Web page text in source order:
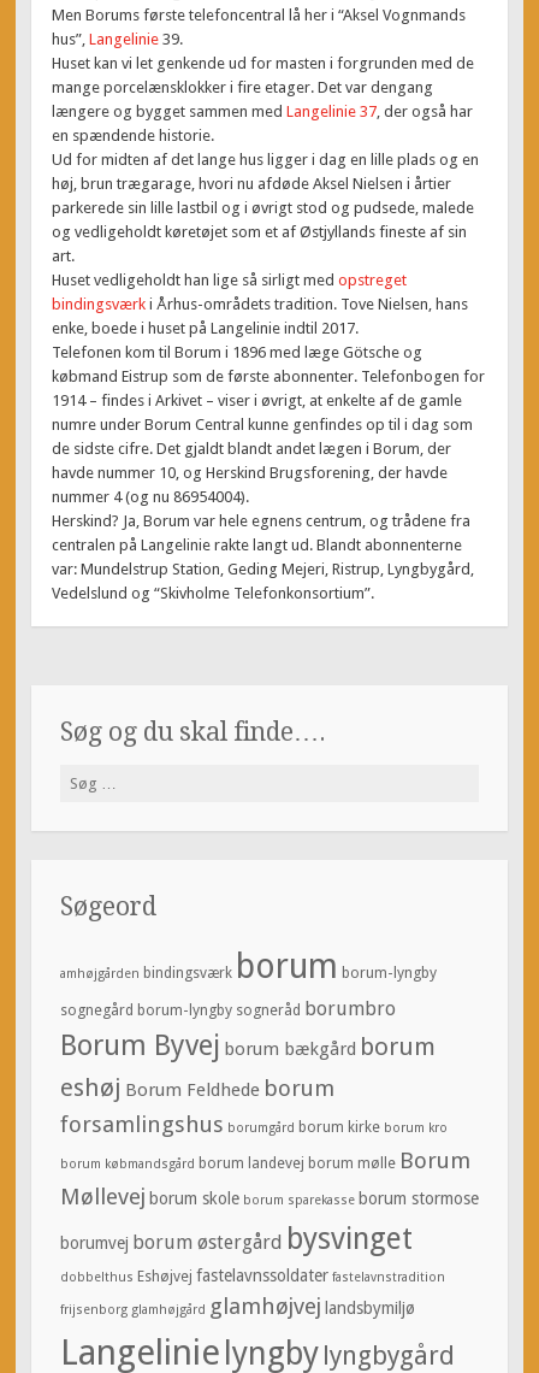
Men Borums første telefoncentral lå her i “Aksel Vognmands
hus”,Langelinie39.
Huset kan vi let genkende ud for masten i forgrunden med de
mange porcelænsklokker i fire etager. Det var dengang
længere og bygget sammen medLangelinie 37 , der også har
en spændende historie.
Ud for midten af det lange hus ligger i dag en lille plads og en
høj, brun trægarage, hvori nu afdøde Aksel Nielsen i årtier
parkerede sin lille lastbil og i øvrigt stod og pudsede, malede
og vedligeholdt køretøjet som et af Østjyllands fineste af sin
art.
Huset vedligeholdt han lige så sirligt medopstreget
bindingsværk i Århus-områdets tradition. Tove Nielsen, hans
enke, boede i huset på Langelinie indtil 2017.
Telefonen kom til Borum i 1896 med læge Götsche og
købmand Eistrup som de første abonnenter. Telefonbogen for
1914 – findes i Arkivet – viser i øvrigt, at enkelte af de gamle
numre under Borum Central kunne genfindes op til i dag som
de sidste cifre. Det gjaldt blandt andet lægen i Borum, der
havde nummer 10, og Herskind Brugsforening, der havde
nummer 4 (og nu 86954004).
Herskind? Ja, Borum var hele egnens centrum, og trådene fra
centralen på Langelinie rakte langt ud. Blandt abonnenterne
var: Mundelstrup Station, Geding Mejeri, Ristrup, Lyngbygård,
Vedelslund og “Skivholme Telefonkonsortium”.
Søg og du skal finde….
Søg
Søgeord
amhøjgården bindingsværk borum borum-lyngby
sognegård borum-lyngby sogneråd borumbro
Borum Byvej borum bækgård borum
eshøj Borum Feldhede borum
forsamlingshus borumgård borum kirke borum kro
borum købmandsgård borum landevej borum mølle Borum
Møllevej borum skole borum sparekasse borum stormose
borumvej borum østergård bysvinget
dobbelthus Eshøjvej fastelavnssoldater fastelavnstradition
frijsenborg glamhøjgård glamhøjvej landsbymiljø
Langelinie lyngby lyngbygård